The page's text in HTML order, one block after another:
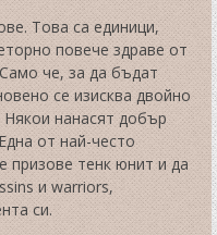
Това са единици,
повече здраве от
че, за да бъдат
се изисква двойно
нанасят добър
от най-често
призове тенк юнит и да
и warriors,
си.